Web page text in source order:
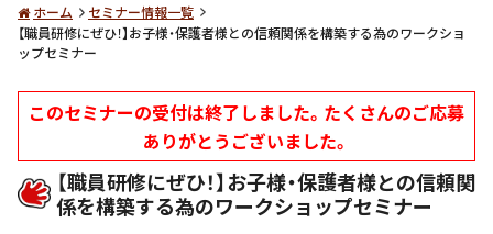
ホーム
セミナー情報一覧
【職員研修にぜひ！】お子様・保護者様との信頼関係を構築する為のワークショ
ップセミナー
このセミナーの受付は終了しました。たくさんのご応募
ありがとうございました。
【職員研修にぜひ！】お子様・保護者様との信頼関
係を構築する為のワークショップセミナー